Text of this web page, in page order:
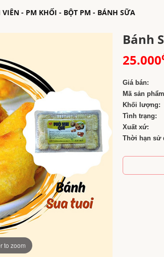
- PM KHỐI - BỘT PM - BÁNH SỮA
to zoom
Bánh
25.000
Giá bán:
Mã sản
Khối lượng:
Tình trạng:
Xuất xứ:
Thời hạn sử